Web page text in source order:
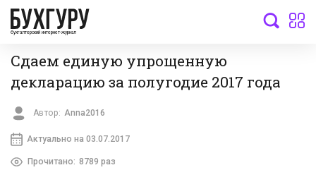
бухгалтерский интернет-журнал
Сдаем единую упрощенную
декларацию за полугодие 2017 года
Автор: Anna2016
Актуально на 03.07.2017
Прочитано: 8789 раз